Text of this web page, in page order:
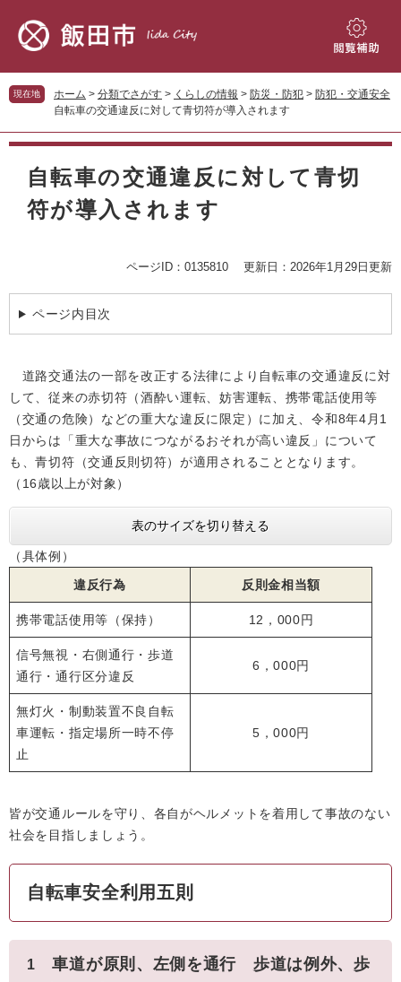
先
頭
す。
を
飛
し
閲
補
現在地 ホーム > 分類でさがす > くらしの情報 > 防災・防犯 > 防犯・交通安全
自転車の交通違反に対して青切符が導入されます
本
自転車の交通違反に対して青切
符が導入されます
ページID：0135810 更新日：2026年1月29日更新
ページ内目次
道路交通法の一部を改正する法律により自転車の交通違反に対
して、従来の赤切符（酒酔い運転、妨害運転、携帯電話使用等
（交通の危険）などの重大な違反に限定）に加え、令和8年4月1
日からは「重大な事故につながるおそれが高い違反」について
も、青切符（交通反則切符）が適用されることとなります。
（16歳以上が対象）
表のサイズを切り替える
（具体例）
違反行為
反則金相当額
携帯電話使用等（保持） 12，000円
信号無視・右側通行・歩道
通行・通行区分違反
6，000円
無灯火・制動装置不良自転
車運転・指定場所一時不停
止
5，000円
皆が交通ルールを守り、各自がヘルメットを着用して事故のない
社会を目指しましょう。
自転車安全利用五則
1 車道が原則、左側を通行 歩道は例外、歩